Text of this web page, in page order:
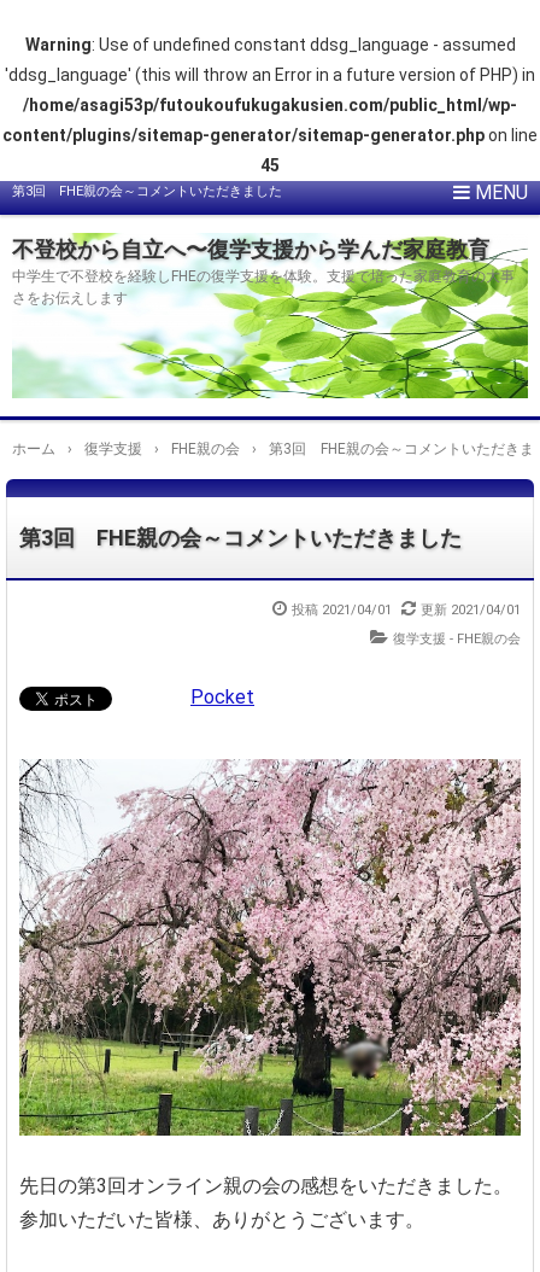
Warning: Use of undefined constant ddsg_language - assumed
'ddsg_language' (this will throw an Error in a future version of PHP) in
/home/asagi53p/futoukoufukugakusien.com/public_html/wp-
content/plugins/sitemap-generator/sitemap-generator.phpon line
45
第3回 FHE親の会～コメントいただきました
不登校から自立へ〜復学支援から学んだ家庭教育
中学生で不登校を経験しFHEの復学支援を体験。支援で培った家庭教育の大事
さをお伝えします
ホーム › 復学支援 › FHE親の会 › 第3回 FHE親の会～コメントいただきま
第3回 FHE親の会～コメントいただきました
投稿 2021/04/01 更新 2021/04/01
復学支援 - FHE親の会
Pocket
先日の第3回オンライン親の会の感想をいただきました。
参加いただいた皆様、ありがとうございます。